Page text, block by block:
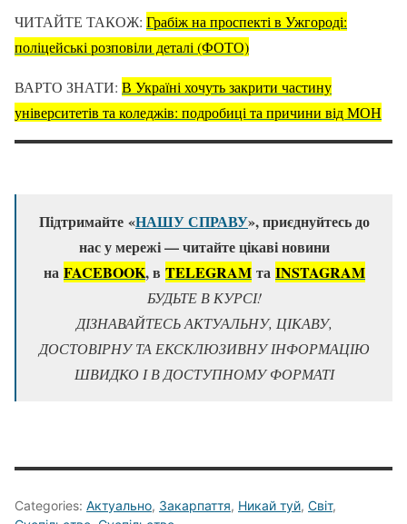
ЧИТАЙТЕ ТАКОЖ: Грабіж на проспекті в Ужгороді:
поліцейські розповіли деталі (ФОТО)
ВАРТО ЗНАТИ: В Україні хочуть закрити частину
університетів та коледжів: подробиці та причини від МОН
Підтримайте «НАШУ СПРАВУ», приєднуйтесь до
нас у мережі — читайте цікаві новини
на FACEBOOK, в TELEGRAM та ІNSTAGRAM
БУДЬТЕ В КУРСІ!
ДІЗНАВАЙТЕСЬ АКТУАЛЬНУ, ЦІКАВУ,
ДОСТОВІРНУ ТА ЕКСКЛЮЗИВНУ ІНФОРМАЦІЮ
ШВИДКО І В ДОСТУПНОМУ ФОРМАТІ
Categories: Актуально, Закарпаття, Никай туй, Світ,